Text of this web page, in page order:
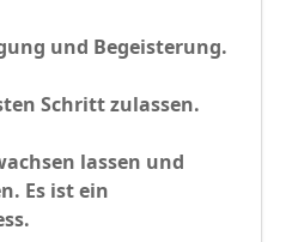
und Begeisterung.
Schritt zulassen.
lassen und
Es ist ein